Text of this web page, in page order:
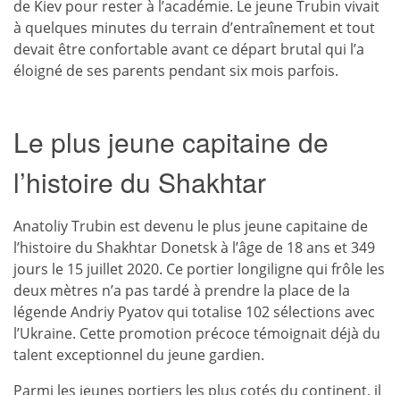
de Kiev pour rester à l’académie. Le jeune Trubin vivait
à quelques minutes du terrain d’entraînement et tout
devait être confortable avant ce départ brutal qui l’a
éloigné de ses parents pendant six mois parfois.
Le plus jeune capitaine de
l’histoire du Shakhtar
Anatoliy Trubin est devenu le plus jeune capitaine de
l’histoire du Shakhtar Donetsk à l’âge de 18 ans et 349
jours le 15 juillet 2020. Ce portier longiligne qui frôle les
deux mètres n’a pas tardé à prendre la place de la
légende Andriy Pyatov qui totalise 102 sélections avec
l’Ukraine. Cette promotion précoce témoignait déjà du
talent exceptionnel du jeune gardien.
Parmi les jeunes portiers les plus cotés du continent, il